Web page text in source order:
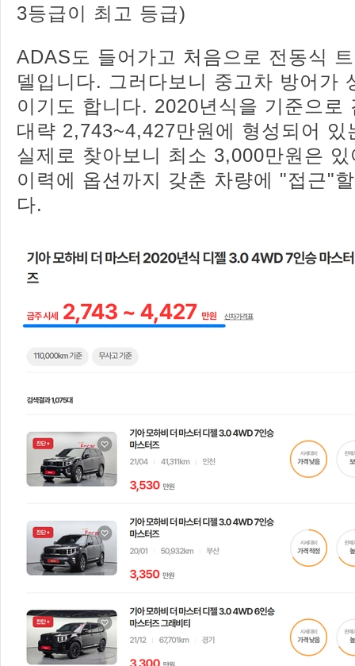
3등급이 최고 등급)
ADAS도 들어가고 처음으로 전동식
델입니다. 그러다보니 중고차 방어가
이기도 합니다. 2020년식을 기준으로
대략 2,743~4,427만원에 형성되어 있
실제로 찾아보니 최소 3,000만원은
이력에 옵션까지 갖춘 차량에 "접근"
다.